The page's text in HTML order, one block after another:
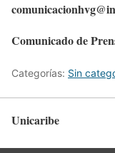
Comunicado de
Categorías: Sin
Unicaribe